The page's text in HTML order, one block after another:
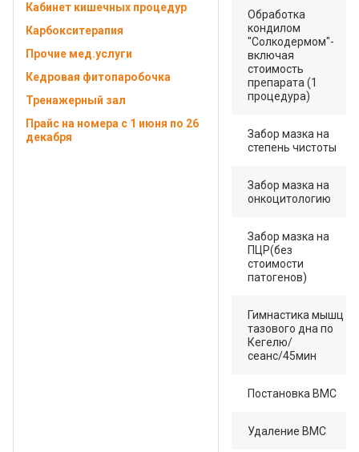
Кабинет кишечных процедур
Карбокситерапия
Прочие мед.услуги
Кедровая фитопаробочка
Тренажерный зал
Прайс на номера с 1 июня по 26
декабря
Обработка
кондилом
"Солкодермом"-
включая
стоимость
препарата (1
процедура)
Забор мазка на
степень чистоты
Забор мазка на
онкоцитологию
Забор мазка на
ПЦР(без
стоимости
патогенов)
Гимнастика мышц
тазового дна по
Кегелю/
сеанс/45мин
Постановка ВМС
Удаление ВМС